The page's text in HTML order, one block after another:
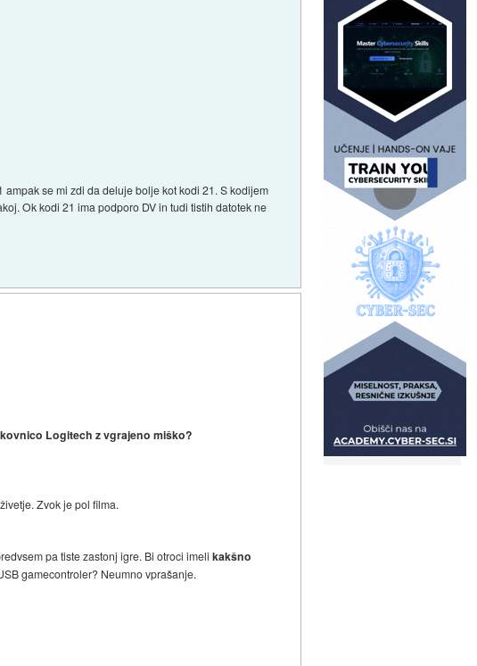
se mi zdi da deluje bolje kot kodi 21. S kodijem
Ok kodi 21 ima podporo DV in tudi tistih datotek ne
Logitech z vgrajeno miško?
Zvok je pol filma.
pa tiste zastonj igre. Bi otroci imelikakšno
gamecontroler? Neumno vprašanje.